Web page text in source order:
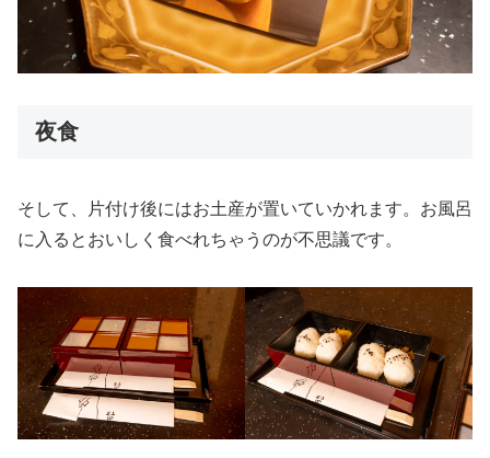
夜食
そして、片付け後にはお土産が置いていかれます。お風呂
に入るとおいしく食べれちゃうのが不思議です。